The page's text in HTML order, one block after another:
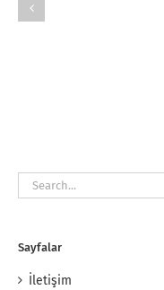
Search
for:
Sayfalar
İletişim